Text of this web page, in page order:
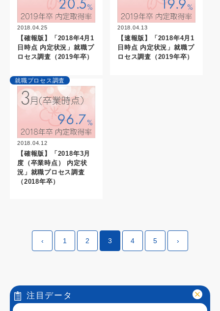
2018.04.25
【確報版】「2018年4月1
日時点 内定状況」就職プ
ロセス調査（2019年卒）
2018.04.13
【速報版】「2018年4月1
日時点 内定状況」就職プ
ロセス調査（2019年卒）
就職プロセス調査
2018.04.12
【確報版】「2018年3月
度（卒業時点） 内定状
況」就職プロセス調査
（2018年卒）
‹ 1 2 3 4 5 ›
注目データ